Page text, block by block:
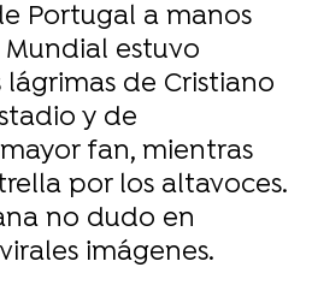
Portugal a manos
estuvo
de Cristiano
y de
fan, mientras
por los altavoces.
no dudo en
imágenes.